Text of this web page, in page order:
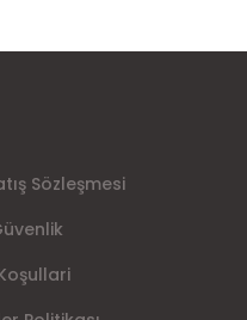
Sözleşmesi